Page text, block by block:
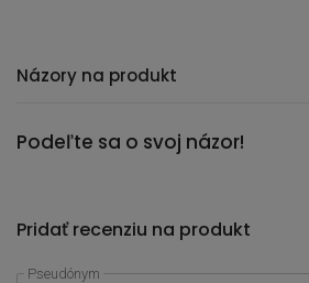
Názory na produkt
Podeľte sa o svoj názor!
Pridať recenziu na produkt
Pseudónym